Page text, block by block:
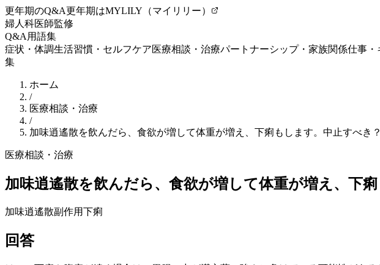
更年期のQ&A更年期はMYLILY（マイリリー）
婦人科医師監修
Q&A 用語集
症状・体調生活習慣・セルフケア医療相談・治療パートナーシップ・家族関係仕事・
集
ホーム
/
医療相談・治療
/
加味逍遙散を飲んだら、食欲が増して体重が増え、下痢もします。中止すべき？
医療相談・治療
加味逍遙散を飲んだら、食欲が増して体重が増え、下
加味逍遙散副作用下痢
回答